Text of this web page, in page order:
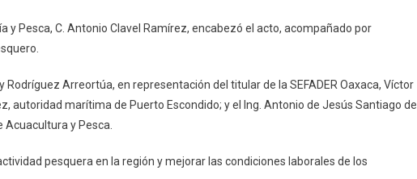
El
Sector
y Pesca, C. Antonio Clavel Ramírez, encabezó el acto, acompañado por
Arreortúa, en representación del titular de la SEFADER Oaxaca, Víctor
autoridad marítima de Puerto Escondido; y el Ing. Antonio de Jesús Santiago de
Acuacultura y Pesca.
pesquera en la región y mejorar las condiciones laborales de los